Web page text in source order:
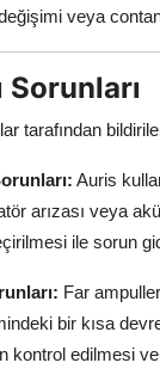
veya
tarafından
Auris
arızası veya
ile sorun
Far
bir kısa
kontrol edilmesi